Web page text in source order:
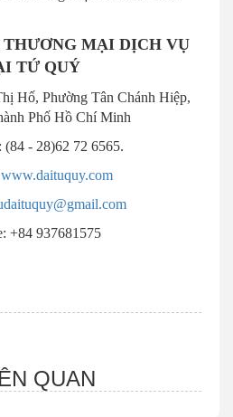
THƯƠNG MẠI DỊCH VỤ
TỨ QUÝ
Hố, Phường Tân Chánh Hiệp,
Phố Hồ Chí Minh
- 28)62 72 6565.
www.daituquy.com
+84 937681575
QUAN